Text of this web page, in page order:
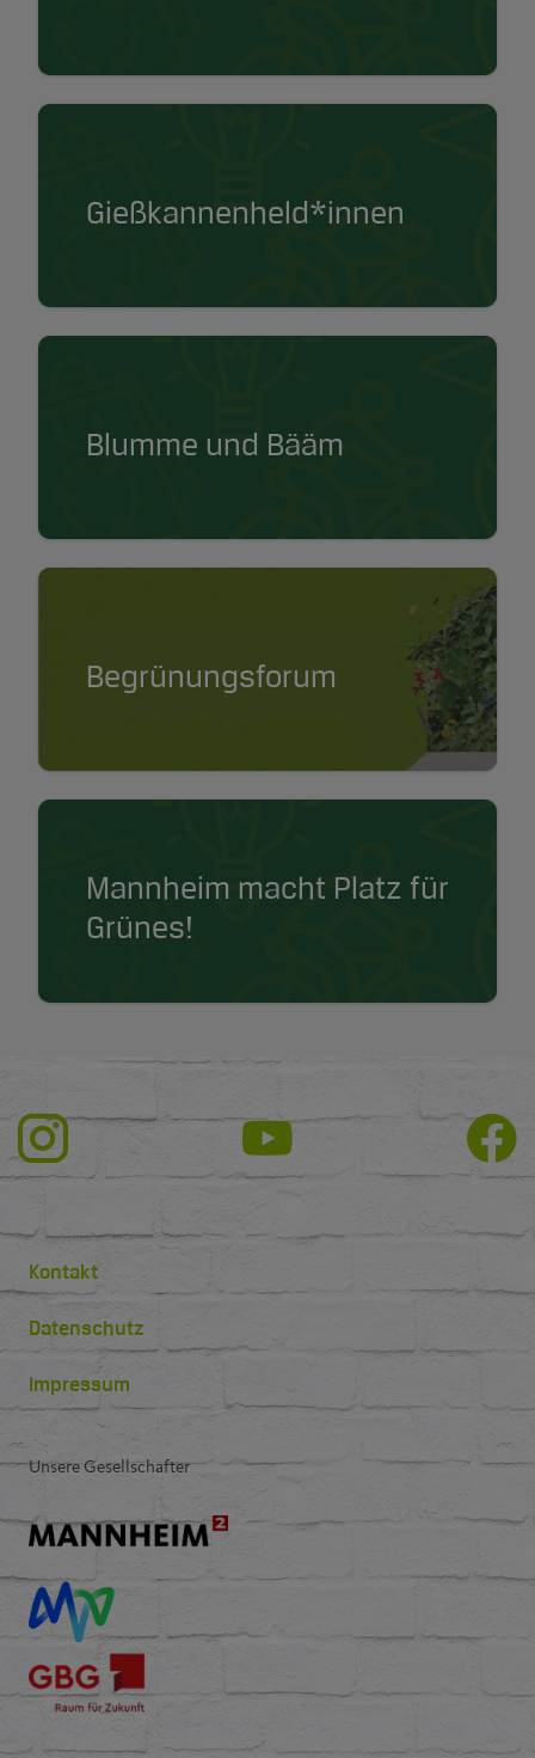
Gießkannenheld*innen
Blumme und Bääm
Begrünungsforum
Mannheim macht Platz für
Grünes!
Kontakt
Datenschutz
Impressum
Unsere Gesellschafter